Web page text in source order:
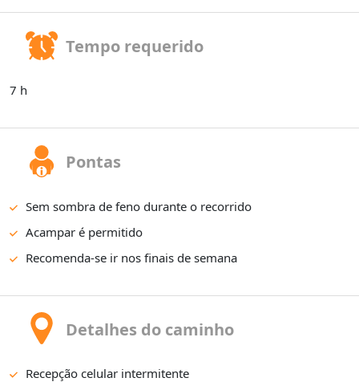
Tempo requerido
7 h
Pontas
Sem sombra de feno durante o recorrido
Acampar é permitido
Recomenda-se ir nos finais de semana
Detalhes do caminho
Recepção celular intermitente